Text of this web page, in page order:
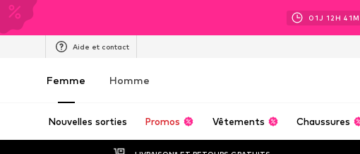
01J 12H 41M
Aide et contact
Femme Homme
Nouvelles sorties Promos Vêtements Chaussures